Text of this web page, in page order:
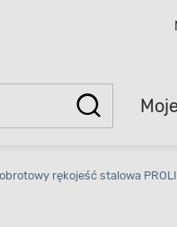
rękojeść stalowa